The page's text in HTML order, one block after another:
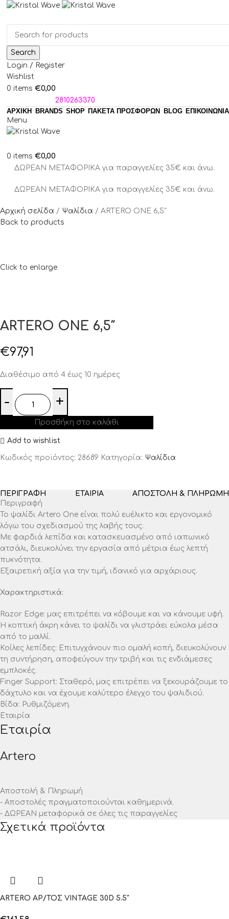
Search
Login / Register
Wishlist
0 items €0,00
2810263370
ΑΡΧΙΚΗ
BRANDS SHOP ΠΑΚΈΤΑ ΠΡΟΣΦΟΡΏΝ BLOG ΕΠΙΚΟΙΝΩΝΙΑ
Menu
0 items €0,00
ΔΩΡΕΑΝ ΜΕΤΑΦΟΡΙΚΑ για παραγγελίες 35€ και άνω.
ΔΩΡΕΑΝ ΜΕΤΑΦΟΡΙΚΑ για παραγγελίες 35€ και άνω.
Αρχική σελίδα Ψαλίδια
ARTERO ONE 6,5″
Back to products
Click to enlarge
ARTERO ONE 6,5″
€97,91
Διαθέσιμο από 4 έως 10 ημέρες
Προσθήκη στο καλάθι
Add to wishlist
Κωδικός προϊόντος: 28689 Κατηγορία: Ψαλίδια
ΠΕΡΙΓΡΑΦΉ ΕΤΑΙΡΊΑ
ΑΠΟΣΤΟΛΉ & ΠΛΗΡΩΜΉ
Περιγραφή
Το ψαλίδι Artero One είναι πολύ ευέλικτο και εργονομικό
λόγω του σχεδιασμού της λαβής τους.
Με φαρδιά λεπίδα και κατασκευασμένο από ιαπωνικό
ατσάλι, διευκολύνει την εργασία από μέτρια έως λεπτή
πυκνότητα.
Εξαιρετική αξία για την τιμή, ιδανικό για αρχάριους.
Χαρακτηριστικά:
Razor Edge: μας επιτρέπει να κόβουμε και να κάνουμε υφή.
Η κοπτική άκρη κάνει το ψαλίδι να γλιστράει εύκολα μέσα
από το μαλλί.
Κοίλες λεπίδες: Επιτυγχάνουν πιο ομαλή κοπή, διευκολύνουν
τη συντήρηση, αποφεύγουν την τριβή και τις ενδιάμεσες
εμπλοκές.
Finger Support: Σταθερό, μας επιτρέπει να ξεκουράζουμε το
δάχτυλο και να έχουμε καλύτερο έλεγχο του ψαλιδιού.
Βίδα: Ρυθμιζόμενη.
Εταιρία
Εταιρία
Artero
Αποστολή & Πληρωμή
- Αποστολές πραγματοποιούνται καθημερινά.
- ΔΩΡΕΑΝ μεταφορικά σε όλες τις παραγγελίες
Σχετικά προϊόντα
ARTERO ΑΡ/ΤΟΣ VINTAGE 30D 5.5″